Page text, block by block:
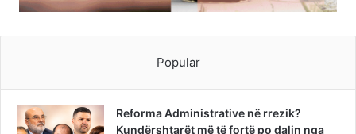
Popular
Reforma Administrative në rrezik?
Kundërshtarët më të fortë po dalin nga